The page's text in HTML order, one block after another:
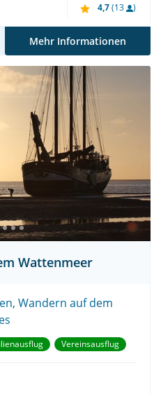
4,7(13 )
Mehr Informationen
Wattenmeer
Wandern auf dem
Vereinsausflug